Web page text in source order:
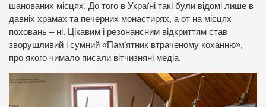
шанованих місцях. До того в Україні такі були відомі лише в
давніх храмах та печерних монастирях, а от на місцях
поховань – ні. Цікавим і резонансним відкриттям став
зворушливий і сумний «Пам’ятник втраченому коханню»,
про якого чимало писали вітчизняні медіа.